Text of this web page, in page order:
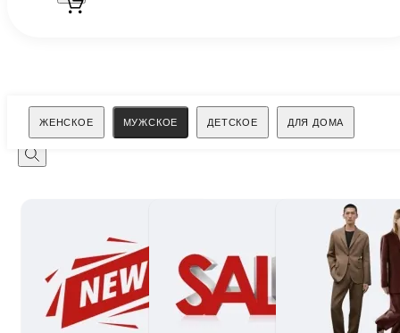
ЖЕНСКОЕ МУЖСКОЕ ДЕТСКОЕ ДЛЯ ДОМА
Поиск